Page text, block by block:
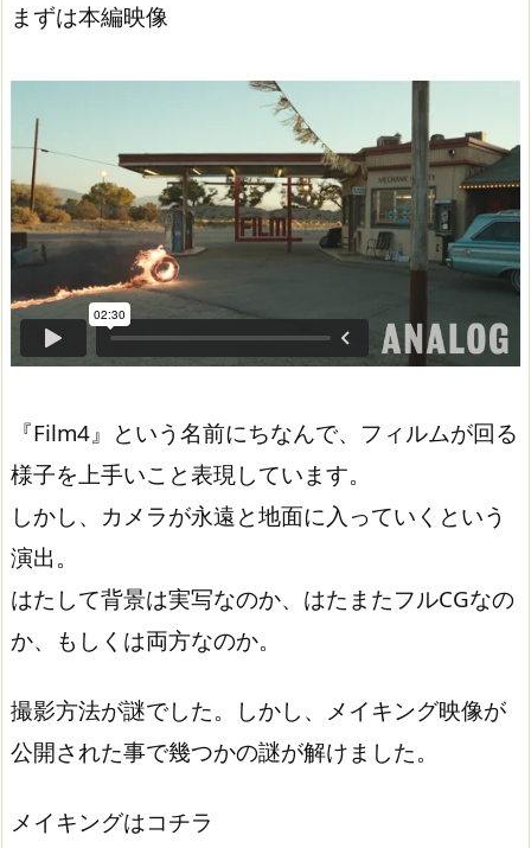
まずは本編映像
『Film4』という名前にちなんで、フィルムが回る
様子を上手いこと表現しています。
しかし、カメラが永遠と地面に入っていくという
演出。
はたして背景は実写なのか、はたまたフルCGなの
か、もしくは両方なのか。
撮影方法が謎でした。しかし、メイキング映像が
公開された事で幾つかの謎が解けました。
メイキングはコチラ